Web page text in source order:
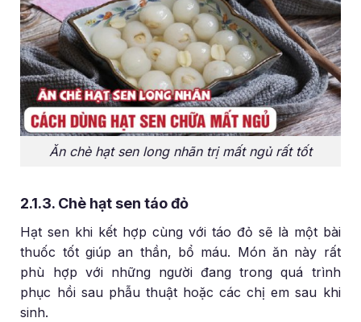
Ăn chè hạt sen long nhãn trị mất ngủ rất tốt
2.1.3. Chè hạt sen táo đỏ
Hạt sen khi kết hợp cùng với táo đỏ sẽ là một bài
thuốc tốt giúp an thần, bổ máu. Món ăn này rất
phù hợp với những người đang trong quá trình
phục hồi sau phẫu thuật hoặc các chị em sau khi
sinh.